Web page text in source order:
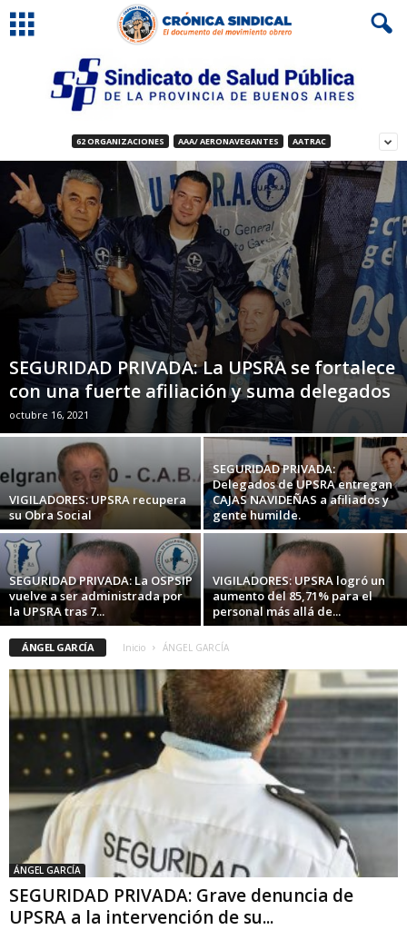
62 ORGANIZACIONES AAA/ AERONAVEGANTES AATRAC
SEGURIDAD PRIVADA: La UPSRA se fortalece
con una fuerte afiliación y suma delegados
octubre 16, 2021
VIGILADORES: UPSRA recupera
su Obra Social
SEGURIDAD PRIVADA:
Delegados de UPSRA entregan
CAJAS NAVIDEÑAS a afiliados y
gente humilde.
SEGURIDAD PRIVADA: La OSPSIP
vuelve a ser administrada por
la UPSRA tras 7...
VIGILADORES: UPSRA logró un
aumento del 85,71% para el
personal más allá de...
ÁNGEL GARCÍA Inicio ÁNGEL GARCÍA
ÁNGEL GARCÍA
SEGURIDAD PRIVADA: Grave denuncia de
UPSRA a la intervención de su...